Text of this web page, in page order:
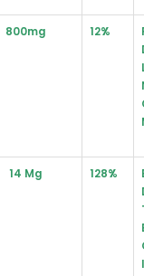
800mg 12%
14 Mg 128%